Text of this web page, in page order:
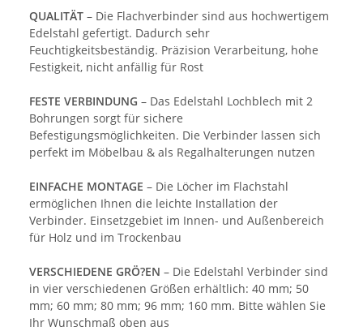
QUALITÄT – Die Flachverbinder sind aus hochwertigem
Edelstahl gefertigt. Dadurch sehr
Feuchtigkeitsbeständig. Präzision Verarbeitung, hohe
Festigkeit, nicht anfällig für Rost
FESTE VERBINDUNG – Das Edelstahl Lochblech mit 2
Bohrungen sorgt für sichere
Befestigungsmöglichkeiten. Die Verbinder lassen sich
perfekt im Möbelbau & als Regalhalterungen nutzen
EINFACHE MONTAGE – Die Löcher im Flachstahl
ermöglichen Ihnen die leichte Installation der
Verbinder. Einsetzgebiet im Innen- und Außenbereich
für Holz und im Trockenbau
VERSCHIEDENE GRÖ?EN – Die Edelstahl Verbinder sind
in vier verschiedenen Größen erhältlich: 40 mm; 50
mm; 60 mm; 80 mm; 96 mm; 160 mm. Bitte wählen Sie
Ihr Wunschmaß oben aus